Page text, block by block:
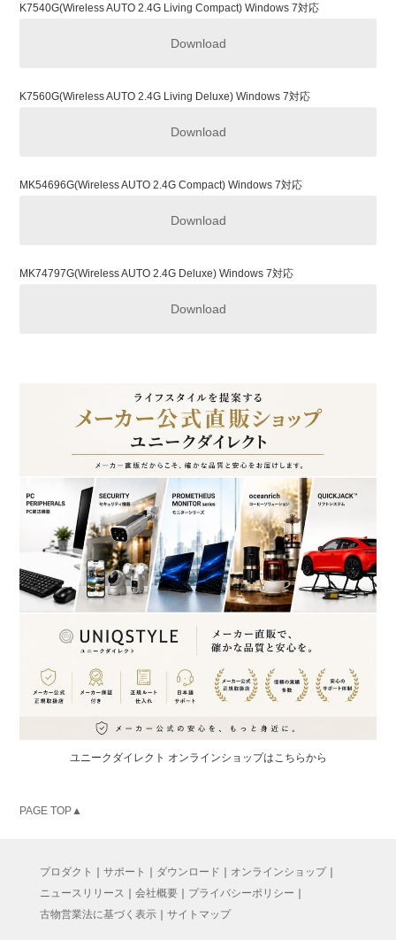
M6102(Wired Laser Mouse)
Download
M6131G(2.4G Wireless Laptop Mouse)
M7112G(2.4G Wireless Laptop Mouse)
Download
Download
K7560G(Wireless AUTO 2.4G Living Deluxe)
Download
K7540G(Wireless AUTO 2.4G Living Compact) Windows 7対応
Download
K7560G(Wireless AUTO 2.4G Living Deluxe) Windows 7対応
Download
MK54696G(Wireless AUTO 2.4G Compact) Windows 7対応
Download
MK74797G(Wireless AUTO 2.4G Deluxe) Windows 7対応
Download
ユニークダイレクト オンラインショップはこちらから
PAGE TOP▲
プロダクト サポート ダウンロード オンラインショップ｜
ニュースリリース
会社概要｜ プライバシーポリシー
古物営業法に基づく表示｜ サイトマップ